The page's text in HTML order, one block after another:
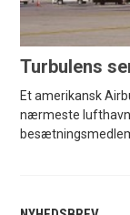
Turbulens
Et amerikansk
nærmeste